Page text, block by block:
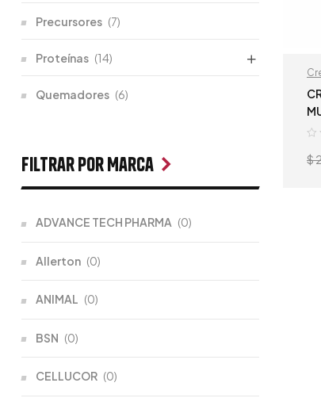
$
Precursores (7)
Proteínas (14)
Quemadores (6)
Filtrar por Marca
ADVANCE TECH PHARMA (0)
Allerton (0)
ANIMAL (0)
BSN (0)
CELLUCOR (0)